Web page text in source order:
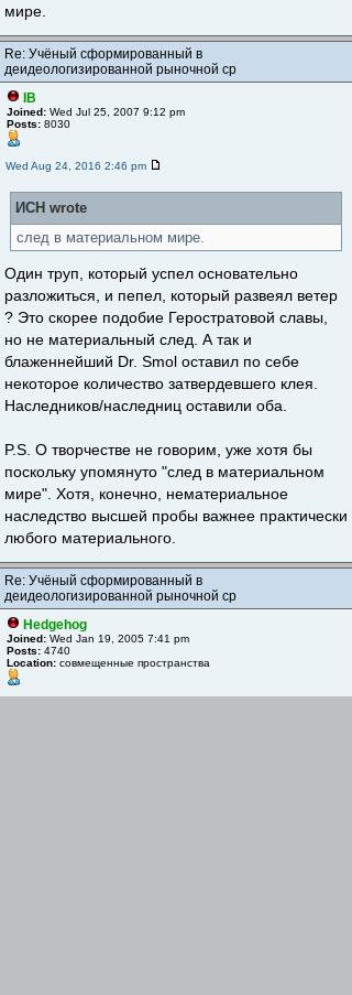
мире.
Re: Учёный сформированный в
деидеологизированной рыночной ср
IB
Joined: Wed Jul 25, 2007 9:12 pm
Posts: 8030
Wed Aug 24, 2016 2:46 pm
ИСН wrote
след в материальном мире.
Один труп, который успел основательно
разложиться, и пепел, который развеял ветер
? Это скорее подобие Геростратовой славы,
но не материальный след. А так и
блаженнейший Dr. Smol оставил по себе
некоторое количество затвердевшего клея.
Наследников/наследниц оставили оба.
P.S. О творчестве не говорим, уже хотя бы
поскольку упомянуто "след в материальном
мире". Хотя, конечно, нематериальное
наследство высшей пробы важнее практически
любого материального.
Re: Учёный сформированный в
деидеологизированной рыночной ср
Hedgehog
Joined: Wed Jan 19, 2005 7:41 pm
Posts: 4740
Location: совмещенные пространства